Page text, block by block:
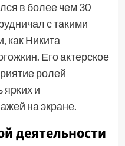
в более чем 30
с такими
как Никита
Его актерское
ролей
ярких и
на экране.
деятельности